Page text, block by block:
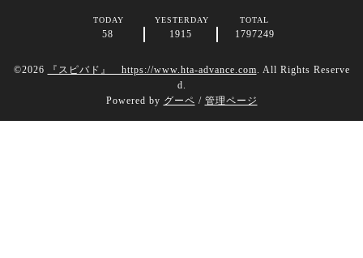
TODAY
58
YESTERDAY
1915
TOTAL
1797249
©2026 『スピバド』 https://www.hta-advance.com. All Rights Reserve
d.
Powered by グーペ / 管理ページ